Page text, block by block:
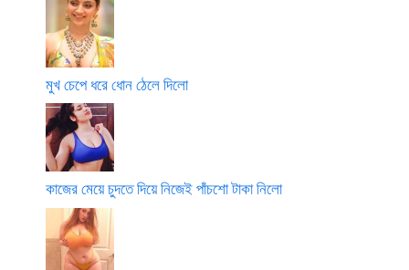
মুখ চেপে ধরে ধোন ঠেলে দিলো
কাজের মেয়ে চুদতে দিয়ে নিজেই পাঁচশো টাকা নিলো